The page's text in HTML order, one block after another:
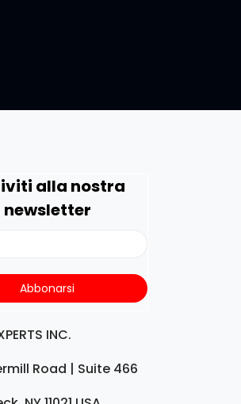
alla nostra
newsletter
INC.
Road | Suite 466